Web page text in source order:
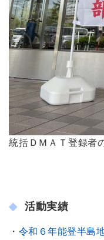
統括ＤＭＡＴ登録
活動実績
・ 令和６年能登半島